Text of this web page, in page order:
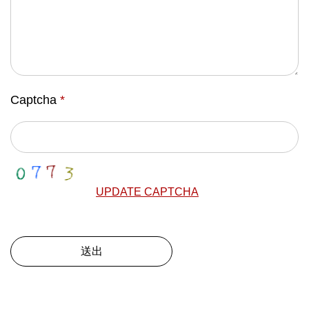
Captcha *
UPDATE CAPTCHA
送出